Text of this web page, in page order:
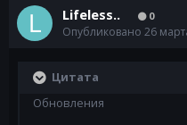
Lifeless.. 0
Опубликовано 26
Цитата
Обновления